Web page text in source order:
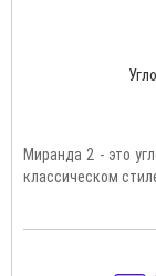
Миранда 2 - это
классическом